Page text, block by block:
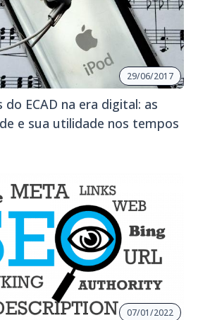
29/06/2017
ECAD na era digital: as
e sua utilidade nos tempos
07/01/2022